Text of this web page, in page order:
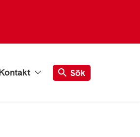
Sök